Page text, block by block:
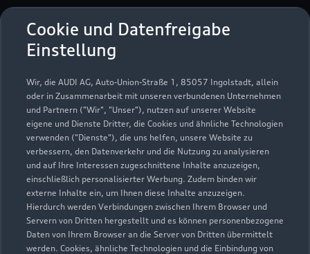
Cookie und Datenfreigabe
Einstellung
Wir, die AUDI AG, Auto-Union-Straße 1, 85057 Ingolstadt, allein
oder in Zusammenarbeit mit unseren verbundenen Unternehmen
und Partnern ("Wir", "Unser"), nutzen auf unserer Website
eigene und Dienste Dritter, die Cookies und ähnliche Technologien
verwenden ("Dienste"), die uns helfen, unsere Website zu
verbessern, den Datenverkehr und die Nutzung zu analysieren
und auf Ihre Interessen zugeschnittene Inhalte anzuzeigen,
einschließlich personalisierter Werbung. Zudem binden wir
externe Inhalte ein, um Ihnen diese Inhalte anzuzeigen.
Hierdurch werden Verbindungen zwischen Ihrem Browser und
Servern von Dritten hergestellt und es können personenbezogene
Daten von Ihrem Browser an die Server von Dritten übermittelt
werden. Cookies, ähnliche Technologien und die Einbindung von
Autohaus Friedrich Frohn
GmbH & Co. KG